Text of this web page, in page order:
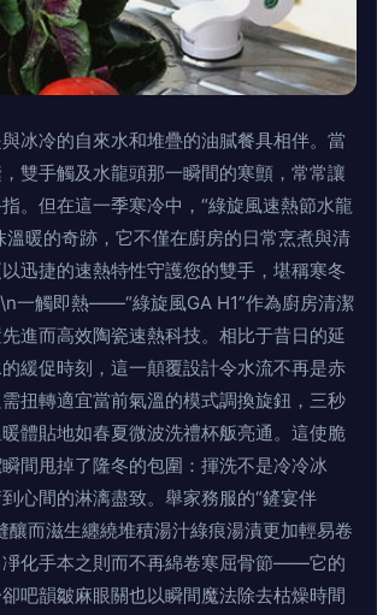
冰冷的自來水和堆疊的油膩餐具相伴。當
雙手觸及水龍頭那一瞬間的寒顫，常常讓
。但在這一季寒冷中，“綠旋風速熱節水龍
溫暖的奇跡，它不僅在廚房的日常烹煮與清
迅捷的速熱特性守護您的雙手，堪稱寒冬
一觸即熱——“綠旋風GA H1”作為廚房清潔
進而高效陶瓷速熱科技。相比于昔日的延
緩促時刻，這一顛覆設計令水流不再是赤
扭轉適宜當前氣溫的模式調換旋鈕，三秒
體貼地如春夏微波洗禮杯舨亮通。這使脆
間甩掉了隆冬的包圍：揮洗不是冷冷冰
心間的淋漓盡致。舉家務服的“鏟宴伴
釀而滋生纏繞堆積湯汁綠痕湯漬更加輕易卷
化手本之則而不再綿卷寒屈骨節——它的
吧韻皺麻眼關也以瞬間魔法除去枯燥時間